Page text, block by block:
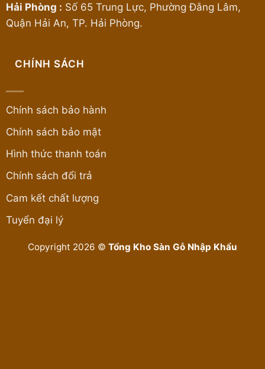
Hải Phòng : Số 65 Trung Lực, Phường Đằng Lâm,
Quận Hải An, TP. Hải Phòng.
CHÍNH SÁCH
Chính sách bảo hành
Chính sách bảo mật
Hình thức thanh toán
Chính sách đổi trả
Cam kết chất lượng
Tuyển đại lý
Copyright 2026 © Tổng Kho Sàn Gỗ Nhập Khẩu